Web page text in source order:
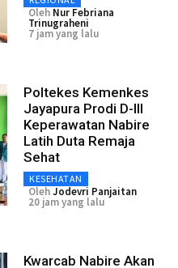
Oleh Nur Febriana
Trinugraheni
7 jam yang lalu
Poltekes Kemenkes
Jayapura Prodi D-III
Keperawatan Nabire
Latih Duta Remaja
Sehat
KESEHATAN
OlehJodevri Panjaitan
20 jam yang lalu
Kwarcab Nabire Akan